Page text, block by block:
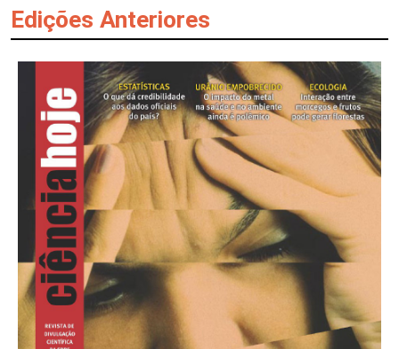
Edições Anteriores